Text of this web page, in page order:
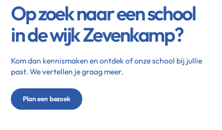
Op zoek naar een school
in de wijk Zevenkamp?
Kom dan kennismaken en ontdek of onze school bij jullie
past. We vertellen je graag meer.
Plan een bezoek